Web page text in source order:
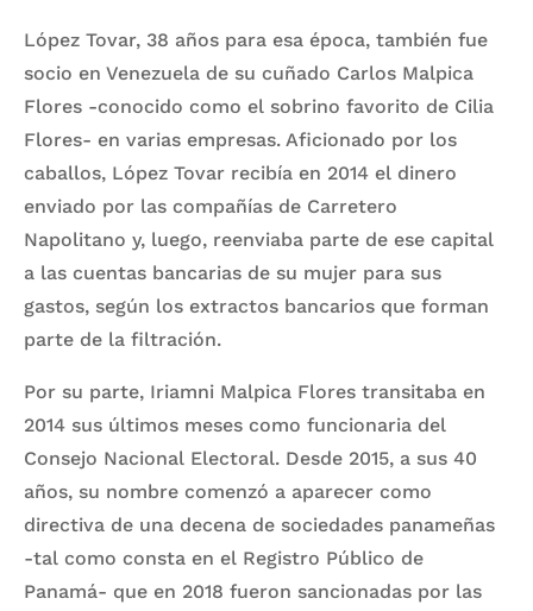
López Tovar, 38 años para esa época, también fue
socio en Venezuela de su cuñado Carlos Malpica
Flores -conocido como el sobrino favorito de Cilia
Flores- en varias empresas. Aficionado por los
caballos, López Tovar recibía en 2014 el dinero
enviado por las compañías de Carretero
Napolitano y, luego, reenviaba parte de ese capital
a las cuentas bancarias de su mujer para sus
gastos, según los extractos bancarios que forman
parte de la filtración.
Por su parte, Iriamni Malpica Flores transitaba en
2014 sus últimos meses como funcionaria del
Consejo Nacional Electoral. Desde 2015, a sus 40
años, su nombre comenzó a aparecer como
directiva de una decena de sociedades panameñas
-tal como consta en el Registro Público de
Panamá- que en 2018 fueron sancionadas por las